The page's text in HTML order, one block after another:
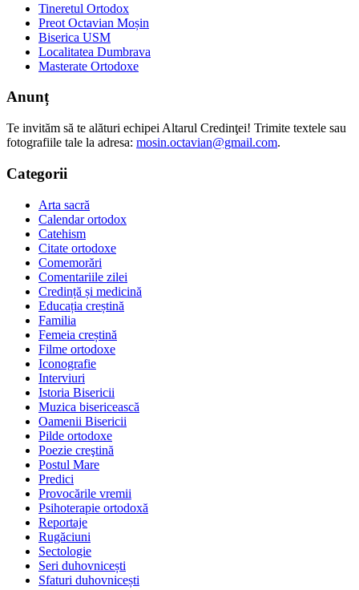
Tineretul Ortodox
Preot Octavian Moșin
Biserica USM
Localitatea Dumbrava
Masterate Ortodoxe
Anunț
Te invităm să te alături echipei Altarul Credinţei! Trimite textele sau
fotografiile tale la adresa: mosin.octavian@gmail.com.
Categorii
Arta sacră
Calendar ortodox
Catehism
Citate ortodoxe
Comemorări
Comentariile zilei
Credință și medicină
Educația creștină
Familia
Femeia creștină
Filme ortodoxe
Iconografie
Interviuri
Istoria Bisericii
Muzica bisericească
Oamenii Bisericii
Pilde ortodoxe
Poezie creştină
Postul Mare
Predici
Provocările vremii
Psihoterapie ortodoxă
Reportaje
Rugăciuni
Sectologie
Seri duhovnicești
Sfaturi duhovnicești